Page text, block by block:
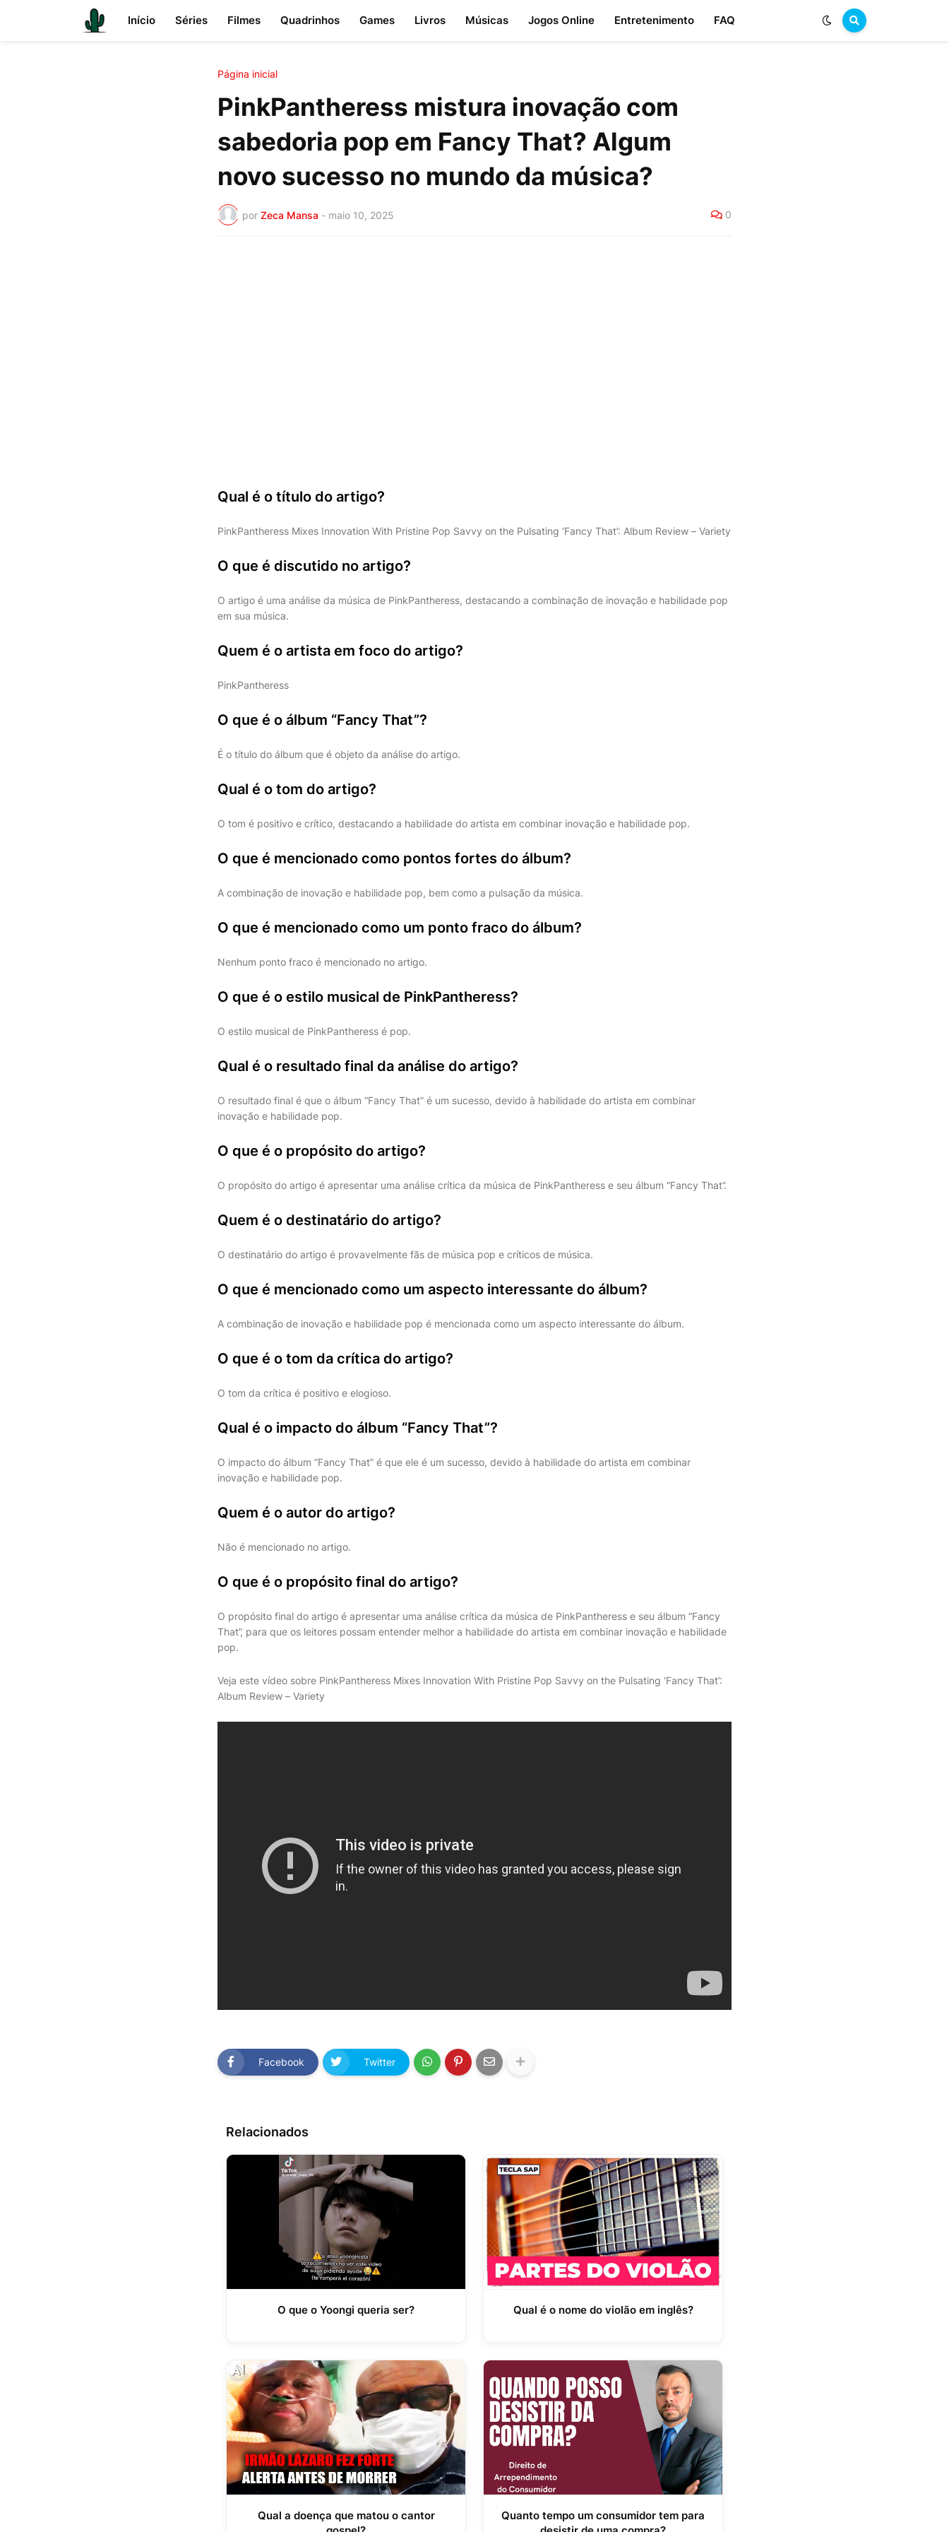
Início Séries Filmes Quadrinhos Games Livros Músicas Jogos Online Entretenimento FAQ
Página inicial
PinkPantheress mistura inovação com
sabedoria pop em Fancy That? Algum
novo sucesso no mundo da música?
por Zeca Mansa - maio 10, 2025 0
Qual é o título do artigo?
PinkPantheress Mixes Innovation With Pristine Pop Savvy on the Pulsating ‘Fancy That’: Album Review – Variety
O que é discutido no artigo?
O artigo é uma análise da música de PinkPantheress, destacando a combinação de inovação e habilidade pop
em sua música.
Quem é o artista em foco do artigo?
PinkPantheress
O que é o álbum “Fancy That”?
É o título do álbum que é objeto da análise do artigo.
Qual é o tom do artigo?
O tom é positivo e crítico, destacando a habilidade do artista em combinar inovação e habilidade pop.
O que é mencionado como pontos fortes do álbum?
A combinação de inovação e habilidade pop, bem como a pulsação da música.
O que é mencionado como um ponto fraco do álbum?
Nenhum ponto fraco é mencionado no artigo.
O que é o estilo musical de PinkPantheress?
O estilo musical de PinkPantheress é pop.
Qual é o resultado final da análise do artigo?
O resultado final é que o álbum “Fancy That” é um sucesso, devido à habilidade do artista em combinar
inovação e habilidade pop.
O que é o propósito do artigo?
O propósito do artigo é apresentar uma análise crítica da música de PinkPantheress e seu álbum “Fancy That”.
Quem é o destinatário do artigo?
O destinatário do artigo é provavelmente fãs de música pop e críticos de música.
O que é mencionado como um aspecto interessante do álbum?
A combinação de inovação e habilidade pop é mencionada como um aspecto interessante do álbum.
O que é o tom da crítica do artigo?
O tom da crítica é positivo e elogioso.
Qual é o impacto do álbum “Fancy That”?
O impacto do álbum “Fancy That” é que ele é um sucesso, devido à habilidade do artista em combinar
inovação e habilidade pop.
Quem é o autor do artigo?
Não é mencionado no artigo.
O que é o propósito final do artigo?
O propósito final do artigo é apresentar uma análise crítica da música de PinkPantheress e seu álbum “Fancy
That”, para que os leitores possam entender melhor a habilidade do artista em combinar inovação e habilidade
pop.
Veja este vídeo sobre PinkPantheress Mixes Innovation With Pristine Pop Savvy on the Pulsating ‘Fancy That’:
Album Review – Variety
Facebook Twitter
Relacionados
O que o Yoongi queria ser? Qual é o nome do violão em inglês?
Qual a doença que matou o cantor
Quanto tempo um consumidor tem para